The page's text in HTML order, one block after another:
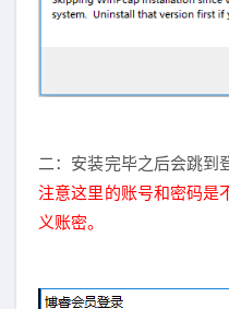
二：安装完毕之后会跳到
注意这里的账号和密码是
义账密。